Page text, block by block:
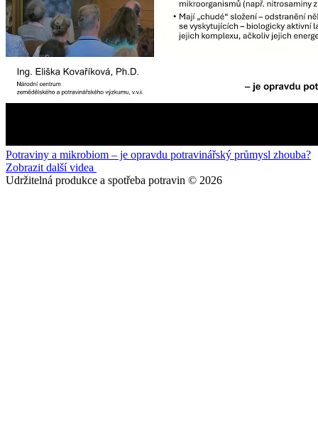
Potraviny a mikrobiom – je opravdu potravinářský průmysl zhouba?
Zobrazit další videa
Udržitelná produkce a spotřeba potravin © 2026